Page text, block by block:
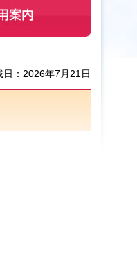
日：2026年7月21日